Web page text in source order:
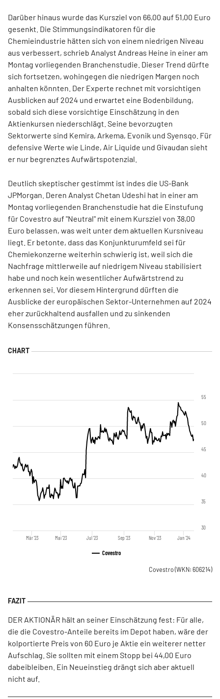
Darüber hinaus wurde das Kursziel von 66,00 auf 51,00 Euro
gesenkt. Die Stimmungsindikatoren für die
Chemieindustrie hätten sich von einem niedrigen Niveau
aus verbessert, schrieb Analyst Andreas Heine in einer am
Montag vorliegenden Branchenstudie. Dieser Trend dürfte
sich fortsetzen, wohingegen die niedrigen Margen noch
anhalten könnten. Der Experte rechnet mit vorsichtigen
Ausblicken auf 2024 und erwartet eine Bodenbildung,
sobald sich diese vorsichtige Einschätzung in den
Aktienkursen niederschlägt. Seine bevorzugten
Sektorwerte sind Kemira, Arkema, Evonik und Syensqo. Für
defensive Werte wie Linde, Air Liquide und Givaudan sieht
er nur begrenztes Aufwärtspotenzial.
Deutlich skeptischer gestimmt ist indes die US-Bank
JPMorgan. Deren Analyst Chetan Udeshi hat in einer am
Montag vorliegenden Branchenstudie hat die Einstufung
für Covestro auf "Neutral" mit einem Kursziel von 38,00
Euro belassen, was weit unter dem aktuellen Kursniveau
liegt. Er betonte, dass das Konjunkturumfeld sei für
Chemiekonzerne weiterhin schwierig ist, weil sich die
Nachfrage mittlerweile auf niedrigem Niveau stabilisiert
habe und noch kein wesentlicher Aufwärtstrend zu
erkennen sei. Vor diesem Hintergrund dürften die
Ausblicke der europäischen Sektor-Unternehmen auf 2024
eher zurückhaltend ausfallen und zu sinkenden
Konsensschätzungen führen.
Covestro
Mär '23 Mai '23 Jul '23 Sep '23 Nov '23 Jan '24
30
35
40
45
50
55
Covestro (WKN: 606214)
DER AKTIONÄR hält an seiner Einschätzung fest: Für alle,
die die Covestro-Anteile bereits im Depot haben, wäre der
kolportierte Preis von 60 Euro je Aktie ein weiterer netter
Aufschlag. Sie sollten mit einem Stopp bei 44,00 Euro
dabeibleiben. Ein Neueinstieg drängt sich aber aktuell
nicht auf.